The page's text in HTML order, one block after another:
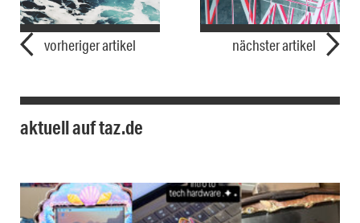
vorheriger artikel nächster artikel
aktuell auf taz.de